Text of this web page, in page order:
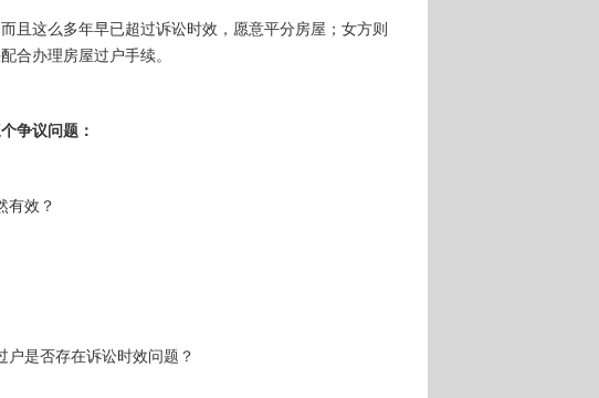
且这么多年早已超过诉讼时效，愿意平分房屋；女方则
合办理房屋过户手续。
争议问题：
有效？
户是否存在诉讼时效问题？